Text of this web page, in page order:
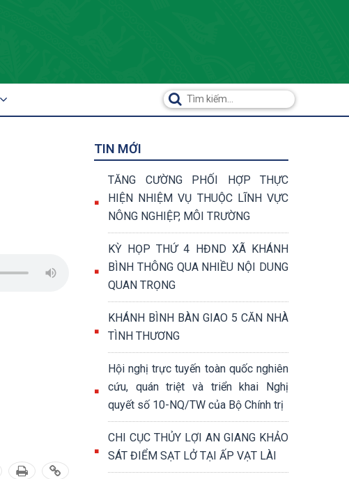
TIN MỚI
TĂNG CƯỜNG PHỐI HỢP THỰC
HIỆN NHIỆM VỤ THUỘC LĨNH VỰC
NÔNG NGHIỆP, MÔI TRƯỜNG
KỲ HỌP THỨ 4 HĐND XÃ KHÁNH
BÌNH THÔNG QUA NHIỀU NỘI DUNG
QUAN TRỌNG
KHÁNH BÌNH BÀN GIAO 5 CĂN NHÀ
TÌNH THƯƠNG
Hội nghị trực tuyến toàn quốc nghiên
cứu, quán triệt và triển khai Nghị
quyết số 10-NQ/TW của Bộ Chính trị
CHI CỤC THỦY LỢI AN GIANG KHẢO
SÁT ĐIỂM SẠT LỞ TẠI ẤP VẠT LÀI